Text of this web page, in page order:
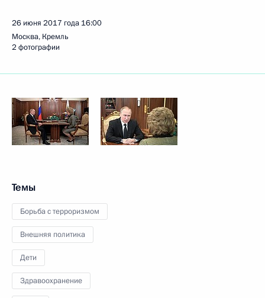
26 июня 2017 года 16:00
Москва, Кремль
2 фотографии
Темы
Борьба с терроризмом
Внешняя политика
Дети
Здравоохранение